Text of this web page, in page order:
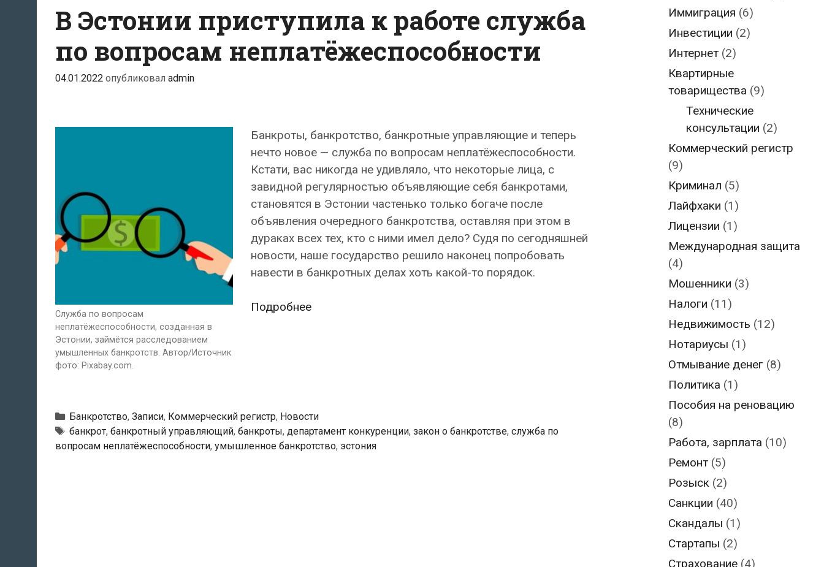
года
тюрьмы
В Эстонии приступила к работе служба
по вопросам неплатёжеспособности
04.01.2022 опубликовал admin
Служба по вопросам
неплатёжеспособности, созданная в
Эстонии, займётся расследованием
умышленных банкротств. Автор/Источник
фото: Pixabay.com.
Банкроты, банкротство, банкротные управляющие и теперь
нечто новое — служба по вопросам неплатёжеспособности.
Кстати, вас никогда не удивляло, что некоторые лица, с
завидной регулярностью объявляющие себя банкротами,
становятся в Эстонии частенько только богаче после
объявления очередного банкротства, оставляя при этом в
дураках всех тех, кто с ними имел дело? Судя по сегодняшней
новости, наше государство решило наконец попробовать
навести в банкротных делах хоть какой-то порядок.
ПодробнееВ
вопросам
неплатёжеспособности
Рубрики
Банкротство, Записи, Коммерческий регистр, Новости
Тэги
банкрот, банкротный управляющий, банкроты, департамент конкуренции, закон о банкротстве, служба по
вопросам неплатёжеспособности, умышленное банкротство, эстония
Иммиграция (6)
Инвестиции (2)
Интернет (2)
Квартирные
товарищества (9)
Технические
консультации (2)
Коммерческий регистр
(9)
Криминал (5)
Лайфхаки (1)
Лицензии (1)
Международная защита
(4)
Мошенники (3)
Налоги (11)
Недвижимость (12)
Нотариусы (1)
Отмывание денег (8)
Политика (1)
Пособия на реновацию
(8)
Работа, зарплата (10)
Ремонт (5)
Розыск (2)
Санкции (40)
Скандалы (1)
Стартапы (2)
Страхование (4)